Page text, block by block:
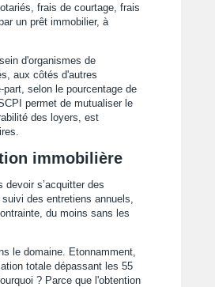
frais de courtage, frais
un prêt immobilier, à
d'organismes de
aux côtés d'autres
selon le pourcentage de
permet de mutualiser le
des loyers, est
immobilière
s’acquitter des
des entretiens annuels,
du moins sans les
le domaine. Etonnamment,
totale dépassant les 55
? Parce que l'obtention